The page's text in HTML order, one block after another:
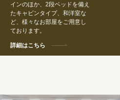
インのほか、2段ベッドを備え
たキャビンタイプ、和洋室な
ど、様々なお部屋をご用意し
ております。
詳細はこちら